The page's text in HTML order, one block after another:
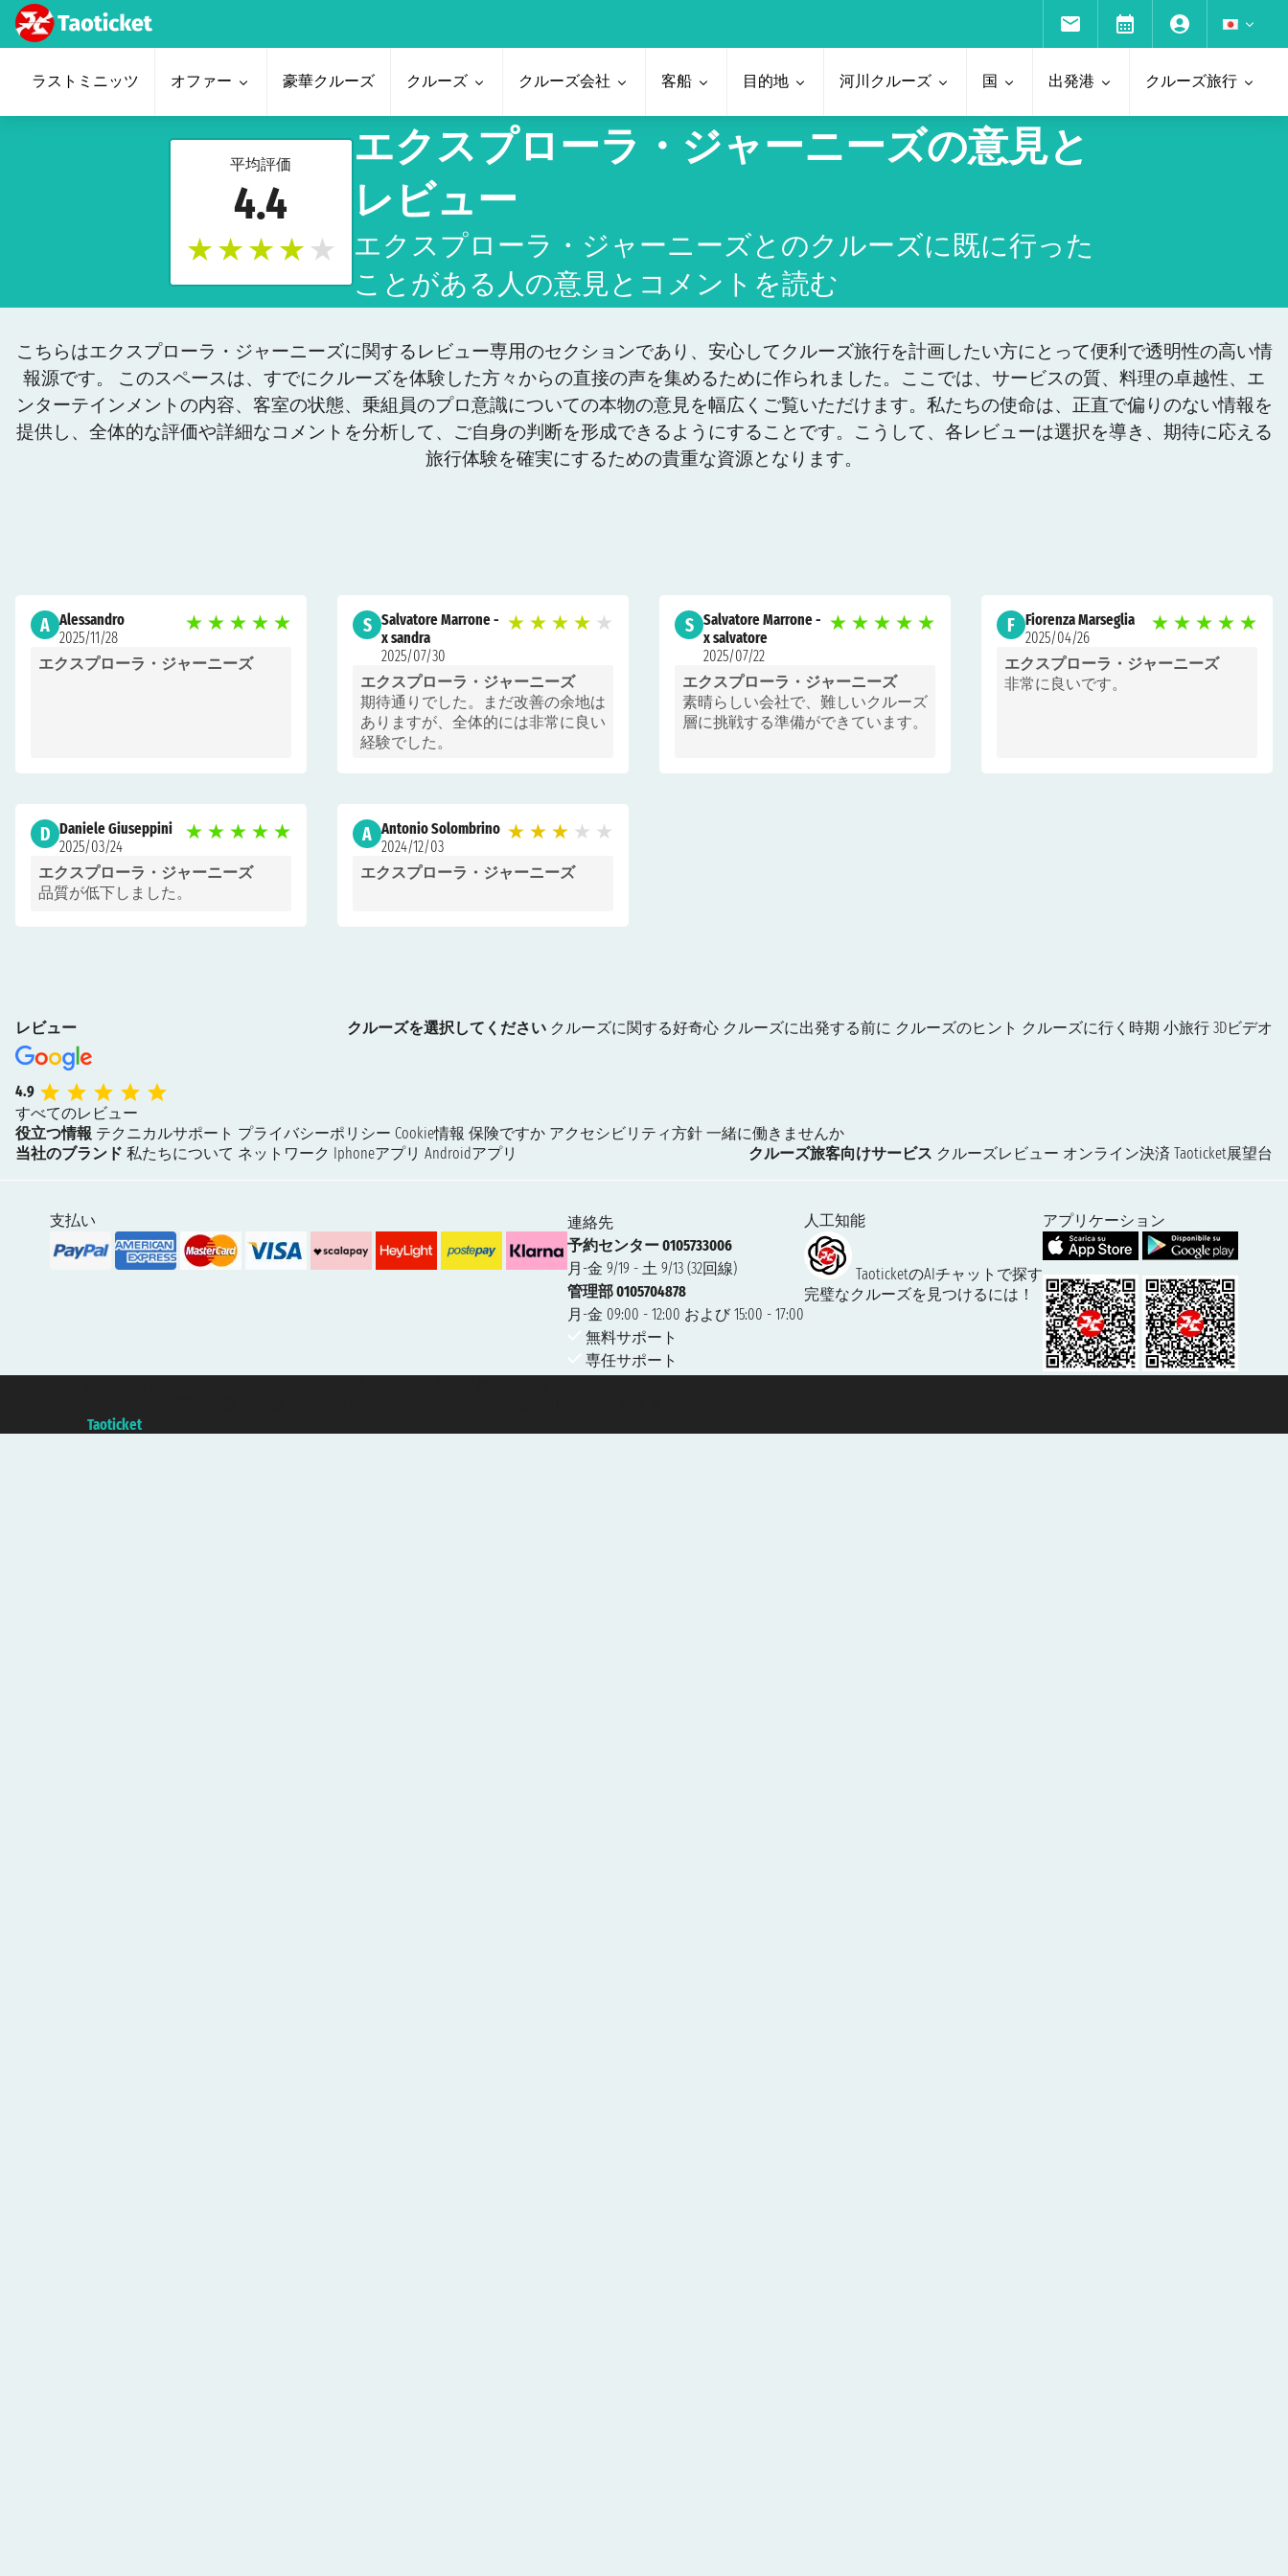
ラストミニッツ オファー 豪華クルーズ クルーズ クルーズ会社 客船 目的地 河川クルーズ 国 出発港 クルーズ旅行
平均評価
4.4
★ ★ ★ ★ ★
エクスプローラ・ジャーニーズの意見と
レビュー
エクスプローラ・ジャーニーズとのクルーズに既に行った
ことがある人の意見とコメントを読む
こちらはエクスプローラ・ジャーニーズに関するレビュー専用のセクションであり、安心してクルーズ旅行を計画したい方にとって便利で透明性の高い情
報源です。 このスペースは、すでにクルーズを体験した方々からの直接の声を集めるために作られました。ここでは、サービスの質、料理の卓越性、エ
ンターテインメントの内容、客室の状態、乗組員のプロ意識についての本物の意見を幅広くご覧いただけます。私たちの使命は、正直で偏りのない情報を
提供し、全体的な評価や詳細なコメントを分析して、ご自身の判断を形成できるようにすることです。こうして、各レビューは選択を導き、期待に応える
旅行体験を確実にするための貴重な資源となります。
A Alessandro
2025/11/28
★ ★ ★ ★ ★
エクスプローラ・ジャーニーズ
S Salvatore Marrone -
x sandra
2025/07/30
★ ★ ★ ★ ★
エクスプローラ・ジャーニーズ
期待通りでした。まだ改善の余地は
ありますが、全体的には非常に良い
経験でした。
S Salvatore Marrone -
x salvatore
2025/07/22
★ ★ ★ ★ ★
エクスプローラ・ジャーニーズ
素晴らしい会社で、難しいクルーズ
層に挑戦する準備ができています。
F Fiorenza Marseglia
2025/04/26
★ ★ ★ ★ ★
エクスプローラ・ジャーニーズ
非常に良いです。
D Daniele Giuseppini
2025/03/24
★ ★ ★ ★ ★
エクスプローラ・ジャーニーズ
品質が低下しました。
A Antonio Solombrino
2024/12/03
★ ★ ★ ★ ★
エクスプローラ・ジャーニーズ
レビュー
4.9
すべてのレビュー
クルーズを選択してください クルーズに関する好奇心 クルーズに出発する前に クルーズのヒント クルーズに行く時期 小旅行 3Dビデオ
役立つ情報 テクニカルサポート プライバシーポリシー Cookie情報 保険ですか アクセシビリティ方針 一緒に働きませんか
当社のブランド 私たちについて ネットワーク Iphoneアプリ Androidアプリ クルーズ旅客向けサービス クルーズレビュー オンライン決済 Taoticket展望台
支払い
連絡先
予約センター 0105733006
月-金 9/19 - 土 9/13 (32回線)
管理部 0105704878
月-金 09:00 - 12:00 および 15:00 - 17:00
無料サポート
専任サポート
人工知能
TaoticketのAIチャットで探す
完璧なクルーズを見つけるには！
アプリケーション
Taoticket